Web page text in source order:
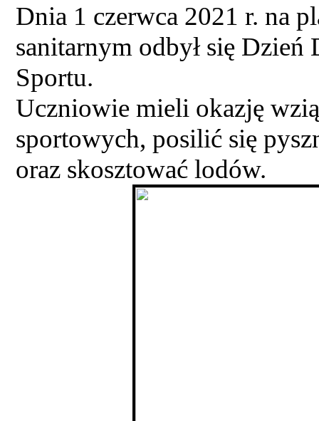
Dnia 1 czerwca 2021 r. na
sanitarnym odbył się Dzień
Sportu.
Uczniowie mieli okazję
sportowych, posilić się
oraz skosztować lodów.